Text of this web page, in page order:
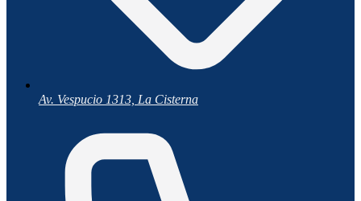
Av. Vespucio 1313, La Cisterna